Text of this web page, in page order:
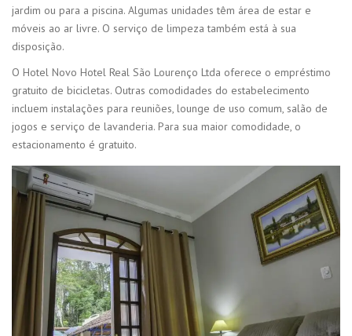
jardim ou para a piscina. Algumas unidades têm área de estar e
móveis ao ar livre. O serviço de limpeza também está à sua
disposição.
O Hotel Novo Hotel Real São Lourenço Ltda oferece o empréstimo
gratuito de bicicletas. Outras comodidades do estabelecimento
incluem instalações para reuniões, lounge de uso comum, salão de
jogos e serviço de lavanderia. Para sua maior comodidade, o
estacionamento é gratuito.